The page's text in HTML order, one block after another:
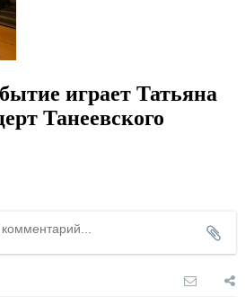
играет Татьяна
Танеевского